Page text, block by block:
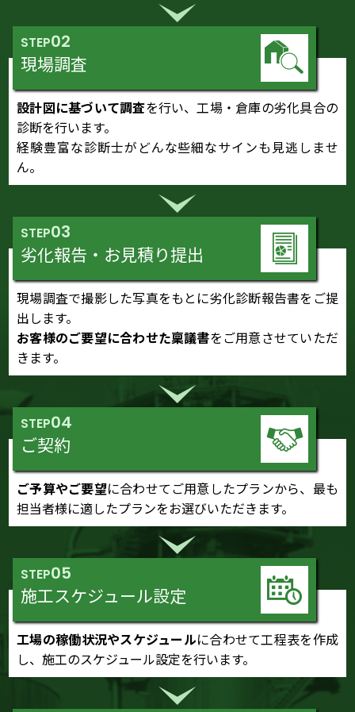
STEP02
現場調査
設計図に基づいて調査を行い、工場・倉庫の劣化具合の
診断を行います。
経験豊富な診断士がどんな些細なサインも見逃しませ
ん。
STEP03
劣化報告・お見積り提出
現場調査で撮影した写真をもとに劣化診断報告書をご提
出します。
お客様のご要望に合わせた稟議書をご用意させていただ
きます。
STEP04
ご契約
ご予算やご要望に合わせてご用意したプランから、最も
担当者様に適したプランをお選びいただきます。
STEP05
施工スケジュール設定
工場の稼働状況やスケジュールに合わせて工程表を作成
し、施工のスケジュール設定を行います。